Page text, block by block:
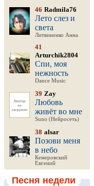
46 Radmila76
Лето слез и
света
Литвиненко Анна
41
Arturchik2804
Спи, моя
нежность
Dance Music
39 Zay
Любовь
живёт во мне
Suno (Нейросеть)
38 alsar
Позови меня
в небо
Кемеровский
Евгений
Песня недели